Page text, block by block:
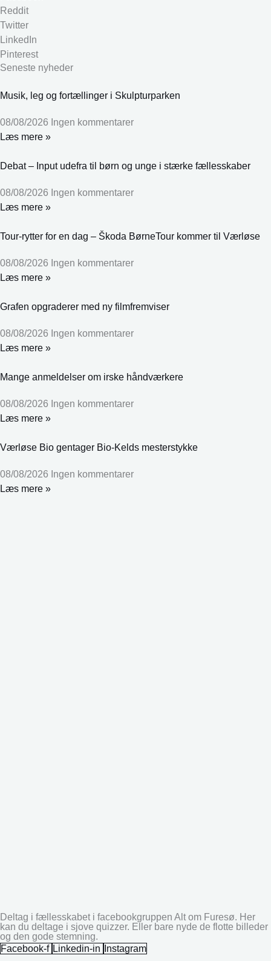
Reddit
Twitter
LinkedIn
Pinterest
Seneste nyheder
Musik, leg og fortællinger i Skulpturparken
08/08/2026 Ingen kommentarer
Læs mere »
Debat – Input udefra til børn og unge i stærke fællesskaber
08/08/2026 Ingen kommentarer
Læs mere »
Tour-rytter for en dag – Škoda BørneTour kommer til Værløse
08/08/2026 Ingen kommentarer
Læs mere »
Grafen opgraderer med ny filmfremviser
08/08/2026 Ingen kommentarer
Læs mere »
Mange anmeldelser om irske håndværkere
08/08/2026 Ingen kommentarer
Læs mere »
Værløse Bio gentager Bio-Kelds mesterstykke
08/08/2026 Ingen kommentarer
Læs mere »
Deltag i fællesskabet i facebookgruppen Alt om Furesø. Her
kan du deltage i sjove quizzer. Eller bare nyde de flotte billeder
og den gode stemning.
Facebook-f Linkedin-in
Instagram